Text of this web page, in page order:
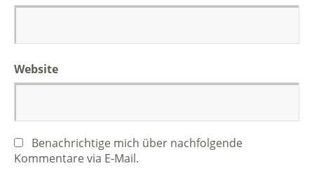
Website
Benachrichtige mich über nachfolgende
Kommentare via E-Mail.